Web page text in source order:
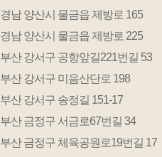
경남 양산시 물금읍 제방로 165
경남 양산시 물금읍 제방로 225
부산 강서구 공항앞길221번길 53
부산 강서구 미음산단로 198
부산 강서구 송정길 151-17
부산 금정구 서금로67번길 34
부산 금정구 체육공원로19번길 17